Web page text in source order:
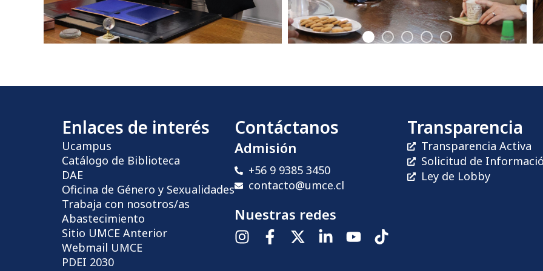
Enlaces de interés
Ucampus
Catálogo de Biblioteca
DAE
Oficina de Género y Sexualidades
Trabaja con nosotros/as
Abastecimiento
Sitio UMCE Anterior
Webmail UMCE
PDEI 2030
Contáctanos
Admisión
+56 9 9385 3450
contacto@umce.cl
Nuestras redes
Transparencia
Transparencia Activa
Solicitud de
Ley de Lobby